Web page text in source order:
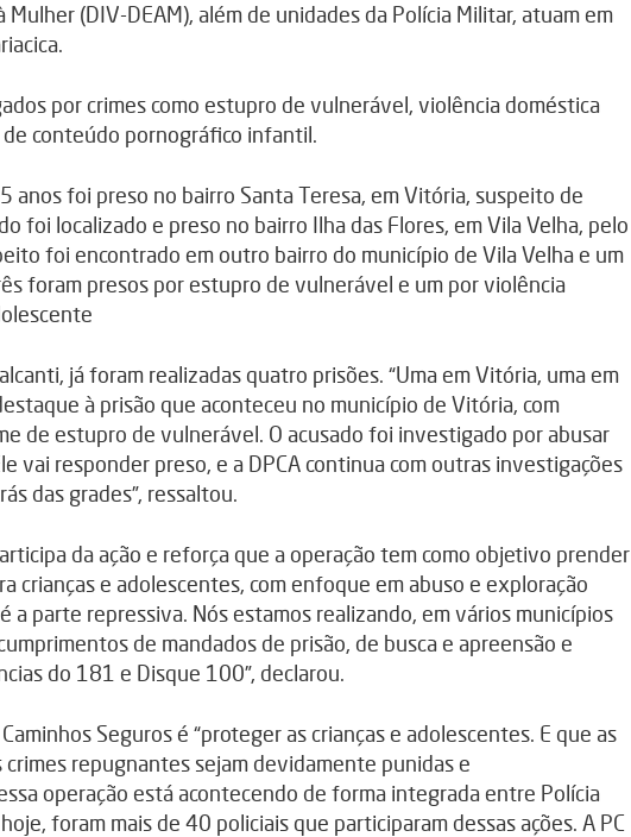
(DIV-DEAM), além de unidades da Polícia Militar, atuam em
por crimes como estupro de vulnerável, violência doméstica
conteúdo pornográfico infantil.
anos foi preso no bairro Santa Teresa, em Vitória, suspeito de
foi localizado e preso no bairro Ilha das Flores, em Vila Velha, pelo
foi encontrado em outro bairro do município de Vila Velha e um
foram presos por estupro de vulnerável e um por violência
já foram realizadas quatro prisões. “Uma em Vitória, uma em
à prisão que aconteceu no município de Vitória, com
de estupro de vulnerável. O acusado foi investigado por abusar
vai responder preso, e a DPCA continua com outras investigações
das grades”, ressaltou.
da ação e reforça que a operação tem como objetivo prender
crianças e adolescentes, com enfoque em abuso e exploração
a parte repressiva. Nós estamos realizando, em vários municípios
de mandados de prisão, de busca e apreensão e
do 181 e Disque 100”, declarou.
Seguros é “proteger as crianças e adolescentes. E que as
repugnantes sejam devidamente punidas e
operação está acontecendo de forma integrada entre Polícia
foram mais de 40 policiais que participaram dessas ações. A PC